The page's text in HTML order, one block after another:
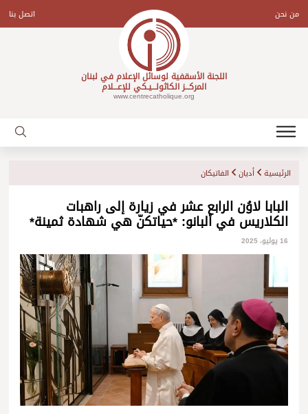
contentمن نحن اتصل بنا
اللجنة الأسقفية لوسائل الإعلام في لبنان
المركـــز الكاثولـــيـكي للإعـــلام
www.centrecatholique.org
الرئيسية أديان الفاتيكان
البابا لاوُن الرابع عشر في زيارة إلى راهبات
الكلاريس في ألبانو: *حياتكنّ هي شهادة ثمينة*
16 يوليو، 2025